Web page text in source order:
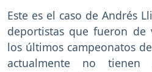
Este es el caso de Andrés
deportistas que fueron de
los últimos campeonatos
actualmente no